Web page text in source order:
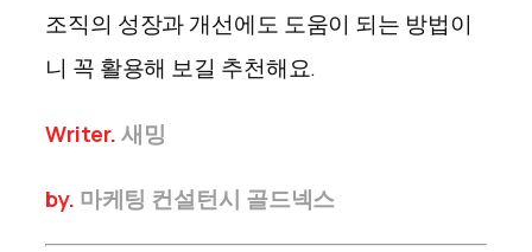
조직의 성장과 개선에도 도움이 되는 방법이
니 꼭 활용해 보길 추천해요.
Writer. 새밍
by. 마케팅 컨설턴시 골드넥스